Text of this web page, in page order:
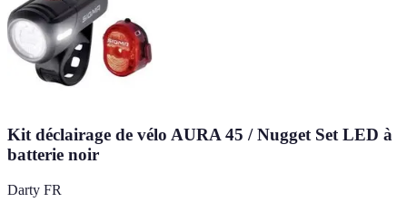
Kit déclairage de vélo AURA 45 / Nugget Set LED à
batterie noir
Darty FR